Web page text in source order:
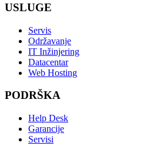
USLUGE
Servis
Održavanje
IT Inžinjering
Datacentar
Web Hosting
PODRŠKA
Help Desk
Garancije
Servisi